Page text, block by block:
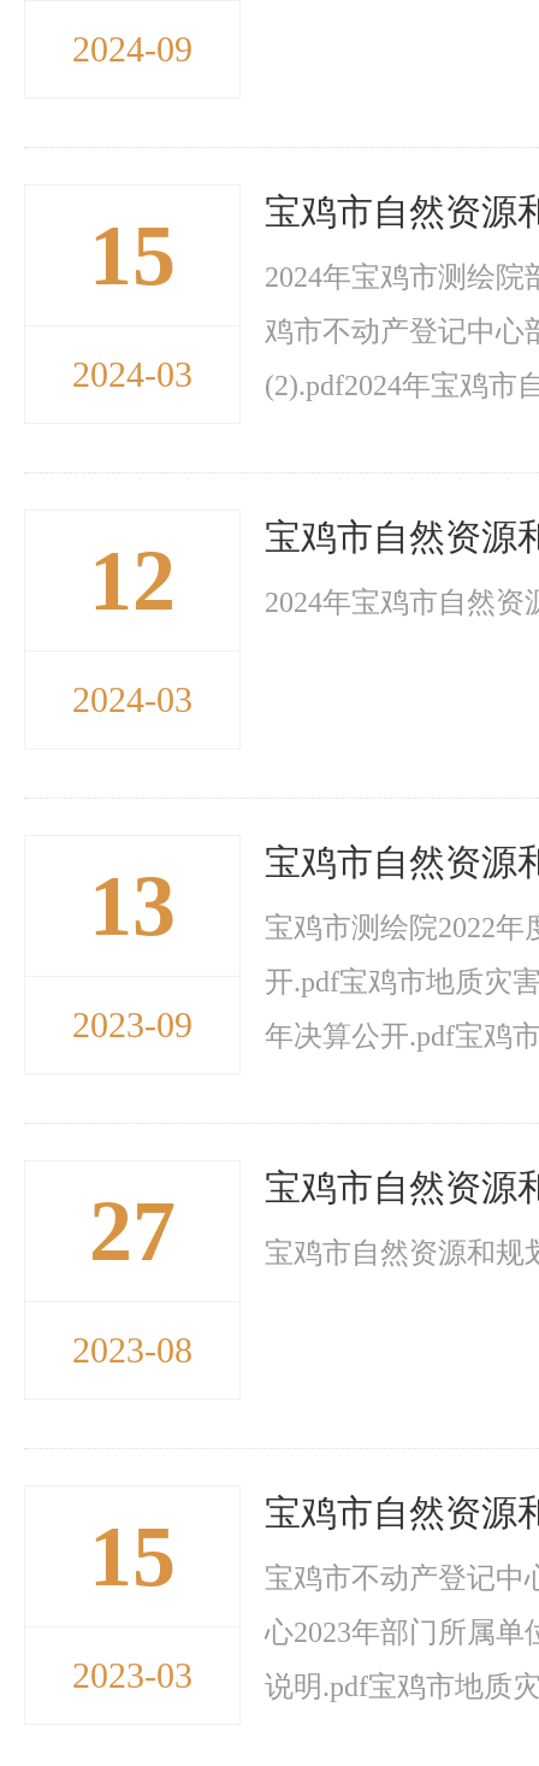
2024-09
15
2024-03
宝鸡市自然资源
2024年宝鸡市测绘院
鸡市不动产登记中心
(2).pdf2024年宝鸡市
12
2024-03
宝鸡市自然资源
2024年宝鸡市自然
13
2023-09
宝鸡市自然资源
宝鸡市测绘院2022
开.pdf宝鸡市地质灾
年决算公开.pdf宝鸡
27
2023-08
宝鸡市自然资源
宝鸡市自然资源和规
15
2023-03
宝鸡市自然资源
宝鸡市不动产登记中
心2023年部门所属
说明.pdf宝鸡市地质